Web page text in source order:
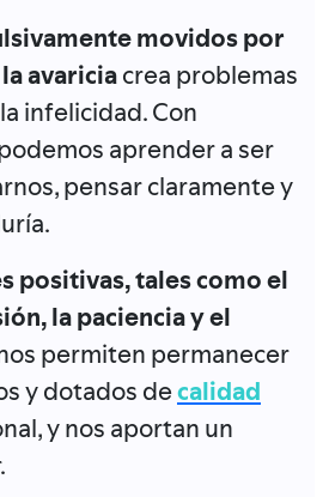
movidos por
avariciacrea problemas
infelicidad. Con
aprender a ser
pensar claramente y
positivas, tales como el
la paciencia y el
permiten permanecer
y dotados decalidad
y nos aportan un